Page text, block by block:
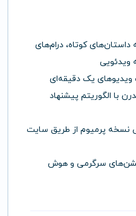
کوتاه، درام‌های
ویدئویی
ویدیوهای یک دقیقه‌ای
با الگوریتم پیشنهاد
نسخه پرمیوم از طریق سایت
سرگرمی و هوش